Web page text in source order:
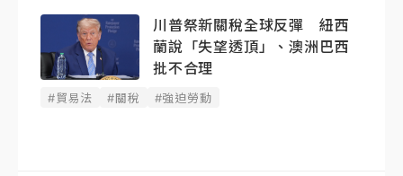
川普祭新關稅全球反彈 紐西
蘭說「失望透頂」、澳洲巴西
批不合理
#貿易法 #關稅 #強迫勞動